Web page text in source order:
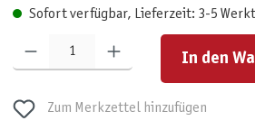
Sofort verfügbar, Lieferzeit: 3-5
Produkt Anzahl: Gib den gewünschten Wert ein oder
In den
Zum Merkzettel hinzufügen